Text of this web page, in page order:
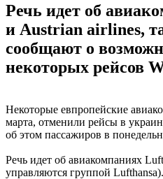
Речь идет об
и Austrian airlines,
сообщают о
некоторых рейсов
Некоторые евпропейские
марта, отменили рейсы в
об этом пассажиров в
Речь идет об авиакомпаниях
управляются группой Lufthansa).